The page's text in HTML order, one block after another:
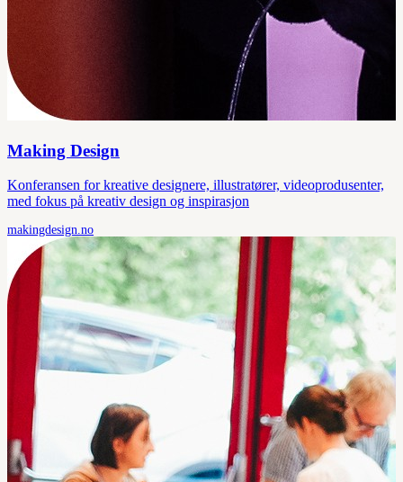
Making Design
Konferansen for kreative designere, illustratører, videoprodusenter,
med fokus på kreativ design og inspirasjon
makingdesign.no